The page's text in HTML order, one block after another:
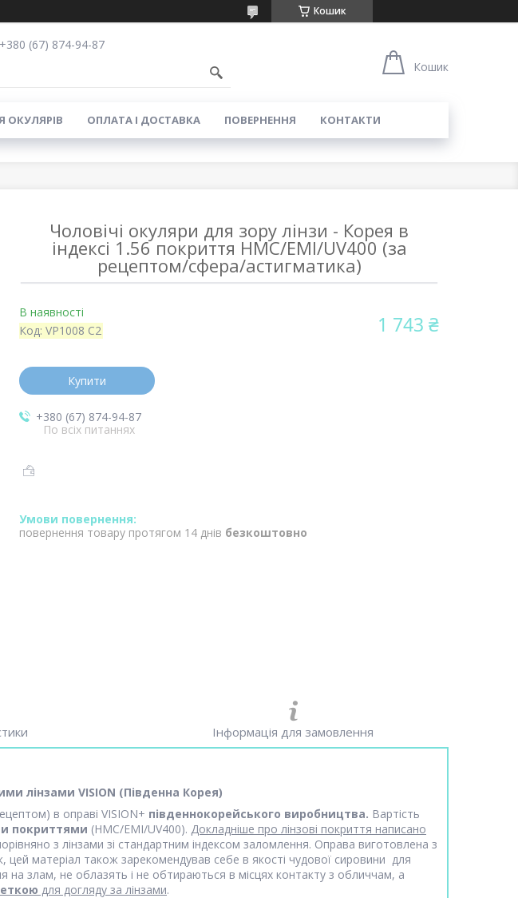
Кошик
+380 (67) 874-94-87
Кошик
ОКУЛЯРІВ ОПЛАТА І ДОСТАВКА ПОВЕРНЕННЯ КОНТАКТИ
Чоловічі окуляри для зору лінзи - Корея в
індексі 1.56 покриття HMC/EMI/UV400 (за
рецептом/сфера/астигматика)
В наявності
Код: VP1008 C2 1 743 ₴
Купити
+380 (67) 874-94-87
По всіх питаннях
повернення товару протягом 14 днів безкоштовно
Інформація для замовлення
лінзами VISION (Південна Корея)
в оправі VISION+ південнокорейського виробництва. Вартість
покриттями (HMC/EMI/UV400). Докладніше про лінзові покриття написано
з лінзами зі стандартним індексом заломлення. Оправа виготовлена з
цей матеріал також зарекомендував себе в якості чудової сировини для
злам, не облазять і не обтираються в місцях контакту з обличчам, а
для догляду за лінзами.